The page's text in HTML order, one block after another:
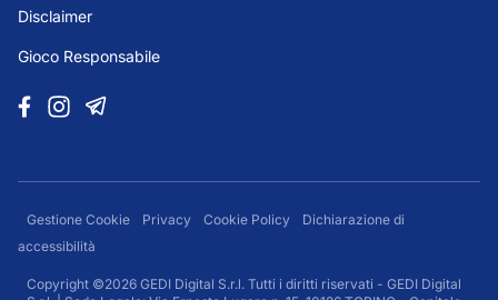
Disclaimer
Gioco Responsabile
Gestione Cookie Privacy Cookie Policy
Dichiarazione di
accessibilità
Copyright ©2026 GEDI Digital S.r.l. Tutti i diritti riservati - GEDI Digital